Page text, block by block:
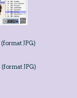
(format JPG)
(format JPG)